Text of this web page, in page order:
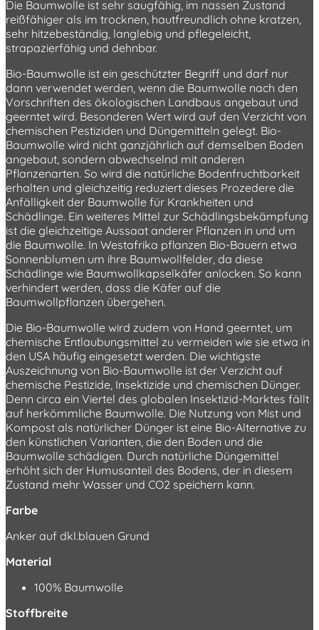
Die Baumwolle ist sehr saugfähig, im nassen Zustand
reißfähiger als im trocknen, hautfreundlich ohne kratzen,
sehr hitzebeständig, langlebig und pflegeleicht,
strapazierfähig und dehnbar.
Bio-Baumwolle ist ein geschützter Begriff und darf nur
dann verwendet werden, wenn die Baumwolle nach den
Vorschriften des ökologischen Landbaus angebaut und
geerntet wird. Besonderen Wert wird auf den Verzicht von
chemischen Pestiziden und Düngemitteln gelegt. Bio-
Baumwolle wird nicht ganzjährlich auf demselben Boden
angebaut, sondern abwechselnd mit anderen
Pflanzenarten. So wird die natürliche Bodenfruchtbarkeit
erhalten und gleichzeitig reduziert dieses Prozedere die
Anfälligkeit der Baumwolle für Krankheiten und
Schädlinge. Ein weiteres Mittel zur Schädlingsbekämpfung
ist die gleichzeitige Aussaat anderer Pflanzen in und um
die Baumwolle. In Westafrika pflanzen Bio-Bauern etwa
Sonnenblumen um ihre Baumwollfelder, da diese
Schädlinge wie Baumwollkapselkäfer anlocken. So kann
verhindert werden, dass die Käfer auf die
Baumwollpflanzen übergehen.
Die Bio-Baumwolle wird zudem von Hand geerntet, um
chemische Entlaubungsmittel zu vermeiden wie sie etwa in
den USA häufig eingesetzt werden. Die wichtigste
Auszeichnung von Bio-Baumwolle ist der Verzicht auf
chemische Pestizide, Insektizide und chemischen Dünger.
Denn circa ein Viertel des globalen Insektizid-Marktes fällt
auf herkömmliche Baumwolle. Die Nutzung von Mist und
Kompost als natürlicher Dünger ist eine Bio-Alternative zu
den künstlichen Varianten, die den Boden und die
Baumwolle schädigen. Durch natürliche Düngemittel
erhöht sich der Humusanteil des Bodens, der in diesem
Zustand mehr Wasser und CO2 speichern kann.
Farbe
Anker auf dkl.blauen Grund
Material
100% Baumwolle
Stoffbreite